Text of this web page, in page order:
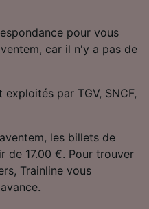
pour vous
car il n'y a pas de
par TGV, SNCF,
les billets de
de 17.00 €. Pour trouver
Trainline vous